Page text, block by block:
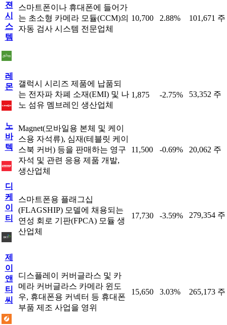
젼
시
스
템
스마트폰이나 휴대폰에 들어가
는 초소형 카메라 모듈(CCM)의
자동 검사 시스템 전문업체
10,700 2.88% 101,671 주
레
몬
갤럭시 시리즈 제품에 납품되
는 전자파 차폐 소재(EMI) 및 나
노 섬유 멤브레인 생산업체
1,875 -2.75% 53,352 주
노
바
텍
Magnet(모바일용 본체 및 케이
스용 자석류), 심재(테블릿 케이
스북 커버) 등을 판매하는 영구
자석 및 관련 응용 제품 개발,
생산업체
11,500 -0.69% 20,062 주
디
케
이
티
스마트폰용 플래그십
(FLAGSHIP) 모델에 채용되는
연성 회로 기판(FPCA) 모듈 생
산업체
17,730 -3.59% 279,354 주
제
이
앤
티
씨
디스플레이 커버글라스 및 카
메라 커버글라스 카메라 윈도
우, 휴대폰용 커넥터 등 휴대폰
부품 제조 사업을 영위
15,650 3.03% 265,173 주